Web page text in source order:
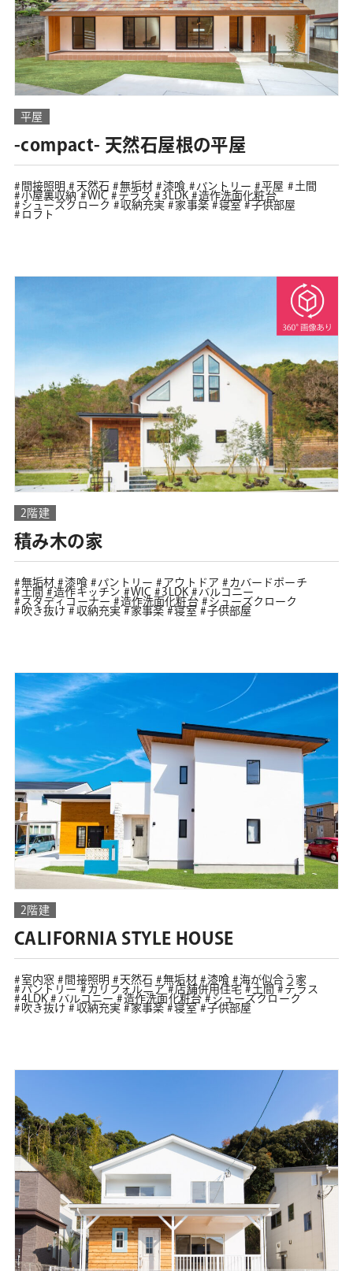
平屋
-compact- 天然石屋根の平屋
間接照明 天然石 無垢材 漆喰 パントリー 平屋
土間
小屋裏収納
WIC テラス 3LDK
造作洗面化粧台
シューズクローク
収納充実 家事楽 寝室
子供部屋
ロフト
2階建
積み木の家
無垢材 漆喰 パントリー アウトドア
カバードポーチ
土間
造作キッチン WIC 3LDK
バルコニー
スタディコーナー
造作洗面化粧台
シューズクローク
吹き抜け
収納充実 家事楽 寝室 子供部屋
2階建
CALIFORNIA STYLE HOUSE
室内窓 間接照明 天然石 無垢材 漆喰
海が似合う家
パントリー
カリフォルニア 店舗併用住宅 土間
テラス
4LDK
バルコニー 造作洗面化粧台
シューズクローク
吹き抜け
収納充実 家事楽 寝室 子供部屋